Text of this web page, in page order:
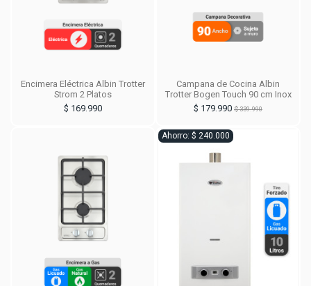
Encimera Eléctrica Albin Trotter
Strom 2 Platos
$ 169.990
Campana de Cocina Albin
Trotter Bogen Touch 90 cm Inox
$ 179.990 $ 339.990
Ahorro: $ 240.000